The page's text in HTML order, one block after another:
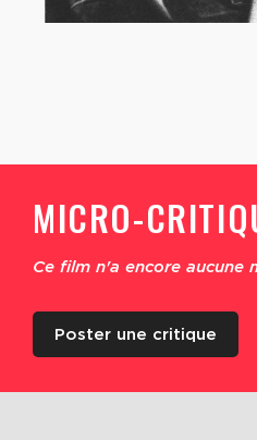
MICRO-
Ce film n'a encore aucune
Poster une critique